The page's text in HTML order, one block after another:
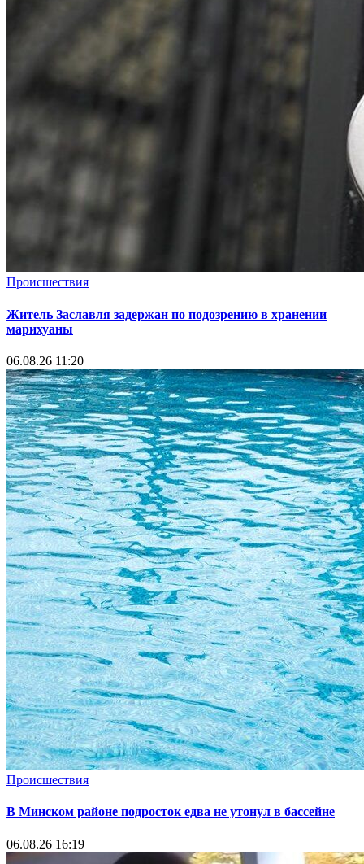
Происшествия
Житель Заславля задержан по подозрению в хранении
марихуаны
06.08.26 11:20
Происшествия
В Минском районе подросток едва не утонул в бассейне
06.08.26 16:19